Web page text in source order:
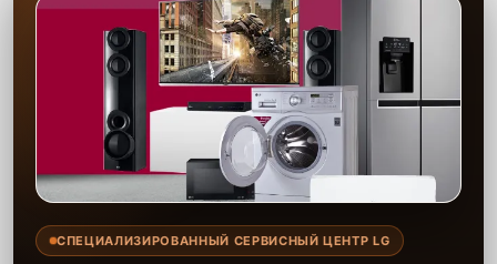
предоставляем гарантию на все виды ремонта и используемые
запчасти сроком до 2-3 лет, что подтверждает нашу уверенность в
долговечности результата. Наши специалисты выполняют ремонт
быстро и качественно, обеспечивая долговечность работы вашей
техники. Мы всегда стремимся предложить клиентам лучшее
обслуживание, делая ремонт максимально удобным и надежным.
СПЕЦИАЛИЗИРОВАННЫЙ СЕРВИСНЫЙ ЦЕНТР LG